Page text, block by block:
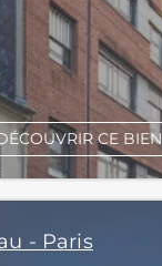
CE BIEN
- Paris